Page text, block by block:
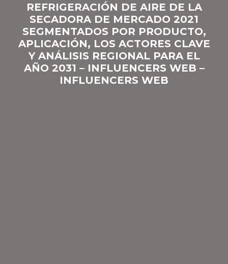
REFRIGERACIÓN DE AIRE DE LA
SECADORA DE MERCADO 2021
SEGMENTADOS POR PRODUCTO,
APLICACIÓN, LOS ACTORES CLAVE
Y ANÁLISIS REGIONAL PARA EL
AÑO 2031 – INFLUENCERS WEB –
INFLUENCERS WEB